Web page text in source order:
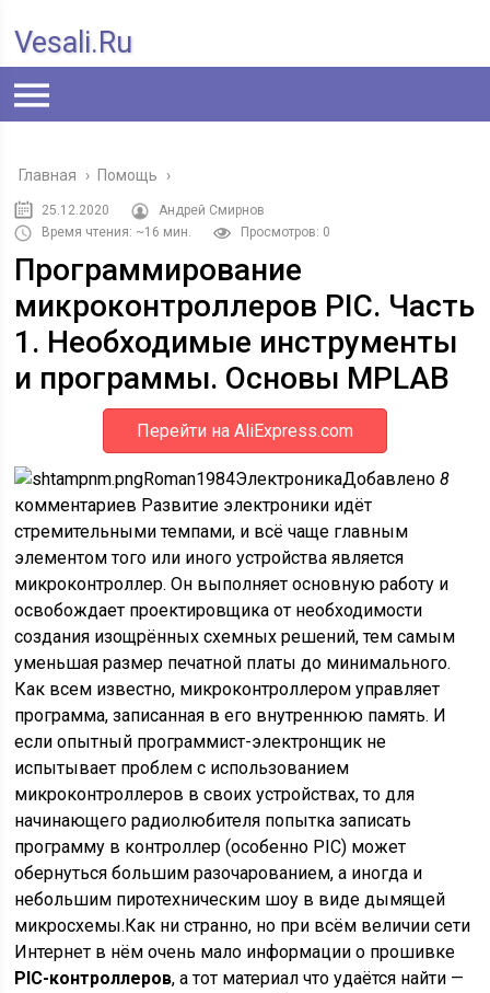
Vesali.ru
Главная › Помощь ›
25.12.2020
Андрей Смирнов
Время чтения: ~16 мин.
Просмотров: 0
Программирование
микроконтроллеров PIC. Часть
1. Необходимые инструменты
и программы. Основы MPLAB
Перейти на AliExpress.com
Roman1984ЭлектроникаДобавлено8
комментариев Развитие электроники идёт
стремительными темпами, и всё чаще главным
элементом того или иного устройства является
микроконтроллер. Он выполняет основную работу и
освобождает проектировщика от необходимости
создания изощрённых схемных решений, тем самым
уменьшая размер печатной платы до минимального.
Как всем известно, микроконтроллером управляет
программа, записанная в его внутреннюю память. И
если опытный программист-электронщик не
испытывает проблем с использованием
микроконтроллеров в своих устройствах, то для
начинающего радиолюбителя попытка записать
программу в контроллер (особенно PIC) может
обернуться большим разочарованием, а иногда и
небольшим пиротехническим шоу в виде дымящей
микросхемы.Как ни странно, но при всём величии сети
Интернет в нём очень мало информации о прошивке
PIC-контроллеров, а тот материал что удаётся найти —